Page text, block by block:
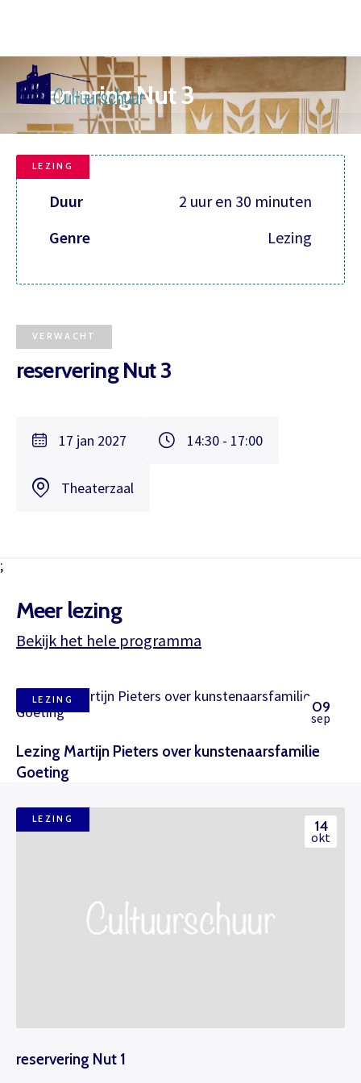
reservering Nut 3
VERWACHT
reservering Nut 3
17 jan 2027 14:30 - 17:00
Theaterzaal
LEZING
Duur
2 uur en 30 minuten
Genre
Lezing
;
Meer lezing
Bekijk het hele programma
LEZING 09
sep
Lezing Martijn Pieters over kunstenaarsfamilie
Goeting
LEZING 14
okt
reservering Nut 1